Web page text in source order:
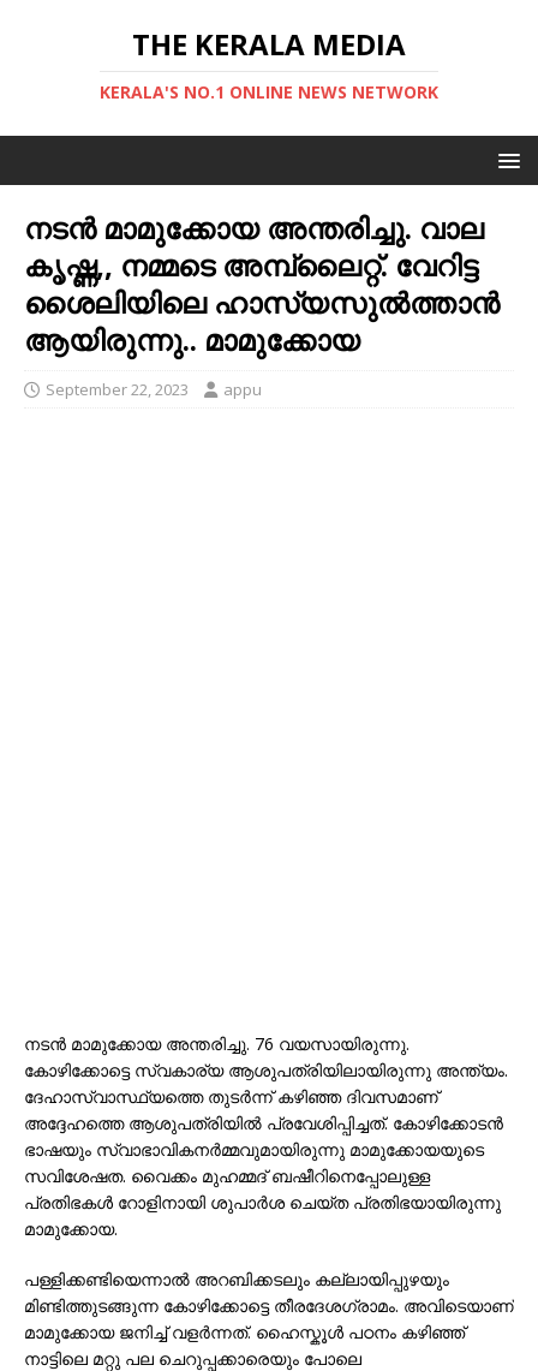
THE KERALA MEDIA
KERALA'S NO.1 ONLINE NEWS NETWORK
നടന്‍ മാമുക്കോയ അന്തരിച്ചു. വാല
കൃഷ്ണ,, നമ്മടെ അമ്പ്ലൈറ്റ്. വേറിട്ട
ശൈലിയിലെ ഹാസ്യസുല്‍ത്താന്‍
ആയിരുന്നു.. മാമുക്കോയ
September 22, 2023 appu
നടന്‍ മാമുക്കോയ അന്തരിച്ചു. 76 വയസായിരുന്നു.
കോഴിക്കോട്ടെ സ്വകാര്യ ആശുപത്രിയിലായിരുന്നു അന്ത്യം.
ദേഹാസ്വാസ്ഥ്യത്തെ തുടര്‍ന്ന് കഴിഞ്ഞ ദിവസമാണ്
അദ്ദേഹത്തെ ആശുപത്രിയില്‍ പ്രവേശിപ്പിച്ചത്. കോഴിക്കോടൻ
ഭാഷയും സ്വാഭാവികനർമ്മവുമായിരുന്നു മാമുക്കോയയുടെ
സവിശേഷത. വൈക്കം മുഹമ്മദ് ബഷീറിനെപ്പോലുള്ള
പ്രതിഭകൾ റോളിനായി ശുപാർശ ചെയ്ത പ്രതിഭയായിരുന്നു
മാമുക്കോയ.
പള്ളിക്കണ്ടിയെന്നാൽ അറബിക്കടലും കല്ലായിപ്പുഴയും
മിണ്ടിത്തുടങ്ങുന്ന കോഴിക്കോട്ടെ തീരദേശഗ്രാമം. അവിടെയാണ്
മാമുക്കോയ ജനിച്ച് വളർന്നത്. ഹൈസ്കൂൾ പഠനം കഴിഞ്ഞ്
നാട്ടിലെ മറ്റു പല ചെറുപ്പക്കാരെയും പോലെ